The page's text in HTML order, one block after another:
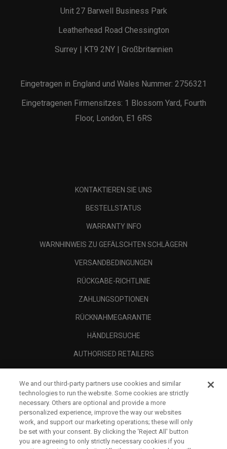
Unit 27 Barwell Business Park
Leatherhead Road Chessington
Surrey | KT9 2NY | Großbritannien
Eingetragen in England und Wales Nummer: 2756321
Eingetragenen Firmensitzes: 1 Blossom Yard, Fourth
Floor, London, E1 6RS
KONTAKTIEREN SIE UNS
BESTELLSTATUS
WARRANTY INFO
WARNHINWEIS ZU GEFÄLSCHTEN SCHLÄGERN
VERSANDBEDINGUNGEN
RÜCKGABE-RICHTLINIE
ZAHLUNGSOPTIONEN
RÜCKNAHMEGARANTIE
HÄNDLERSUCHE
AUTHORISED RETAILERS
UNTERNEHMENSPROFIL
RECHTLICHES-
We and our third-party partners use cookies and similar
technologies to run the website. Some cookies are strictly
necessary. Others are optional and provide a more
personalized experience, improve the way our websites
work, and support our marketing operations; these will only
be set with your consent. By clicking the ‘Reject All' button
you are agreeing to only strictly necessary cookies if you